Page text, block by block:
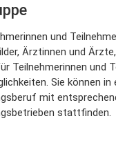
und
Ärztinnen und
Teilnehmerinnen und
Sie können
mit
stattfinden.